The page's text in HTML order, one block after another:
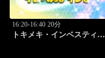
16:20-16:40 20分
トキメキ・インベスティン